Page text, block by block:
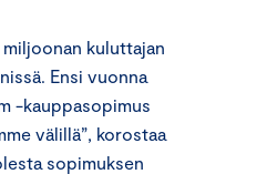
kuluttajan
Ensi vuonna
-kauppasopimus
välillä”, korostaa
sopimuksen